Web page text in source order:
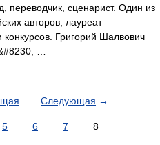
переводчик, сценарист. Один из
авторов, лауреат
Григорий Шалвович
…
Следующая →
5 6 7 8